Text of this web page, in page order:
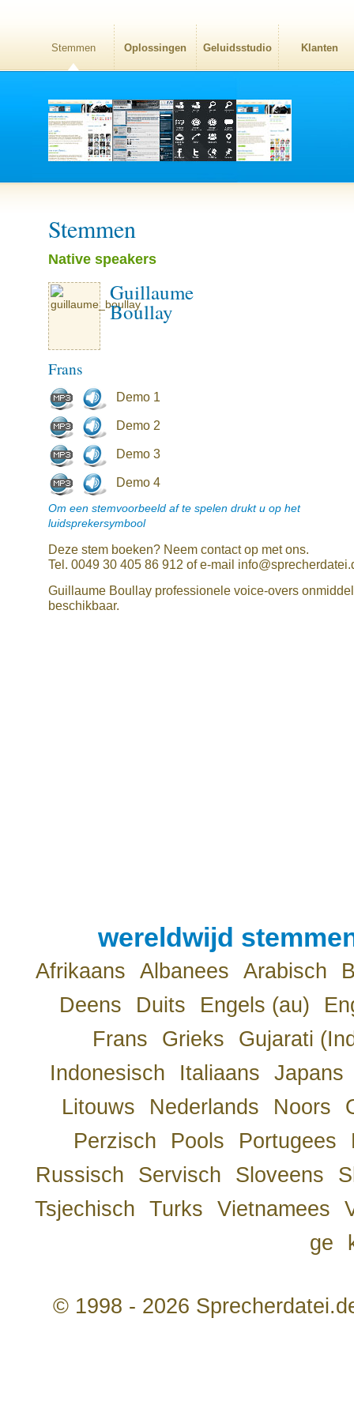
Stemmen Oplossingen Geluidsstudio Klanten
Stemmen
Native speakers
Guillaume
Boullay
Frans
Demo 1
Demo 2
Demo 3
Demo 4
Om een stemvoorbeeld af te spelen drukt u op het
luidsprekersymbool
Deze stem boeken? Neem contact op met ons.
Tel. 0049 30 405 86 912 of e-mail
Guillaume Boullay professionele voice-overs
beschikbaar.
wereldwijd
Afrikaans Albanees Arabisch
Deens
Duits Engels (au)
Frans
Grieks
Gujarati
Indonesisch
Italiaans
Japans
Litouws
Nederlands Noors
Perzisch
Pools Portugees
Russisch
Servisch Sloveens
Tsjechisch
Turks Vietnamees
ge
© 1998 - 2026